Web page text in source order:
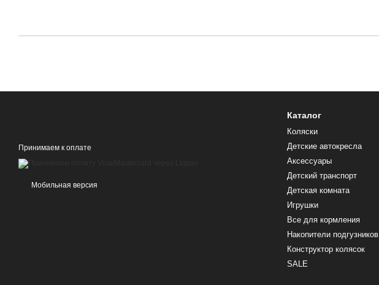
Принимаем к оплате
Мобильная версия
Каталог
Коляски
Детские автокресла
Аксессуары
Детский транспорт
Детская комната
Игрушки
Все для кормления
Накопители подгузников
Конструктор колясок
SALE